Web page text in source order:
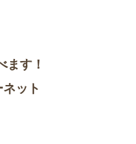
す！
ット